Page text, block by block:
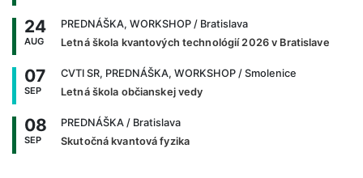
24
AUG
PREDNÁŠKA, WORKSHOP / Bratislava
Letná škola kvantových technológií 2026 v Bratislave
07
SEP
CVTI SR, PREDNÁŠKA, WORKSHOP / Smolenice
Letná škola občianskej vedy
08
SEP
PREDNÁŠKA / Bratislava
Skutočná kvantová fyzika